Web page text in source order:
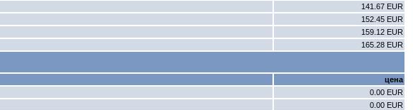
141.67 EUR
152.45 EUR
159.12 EUR
165.28 EUR
цена
0.00 EUR
0.00 EUR